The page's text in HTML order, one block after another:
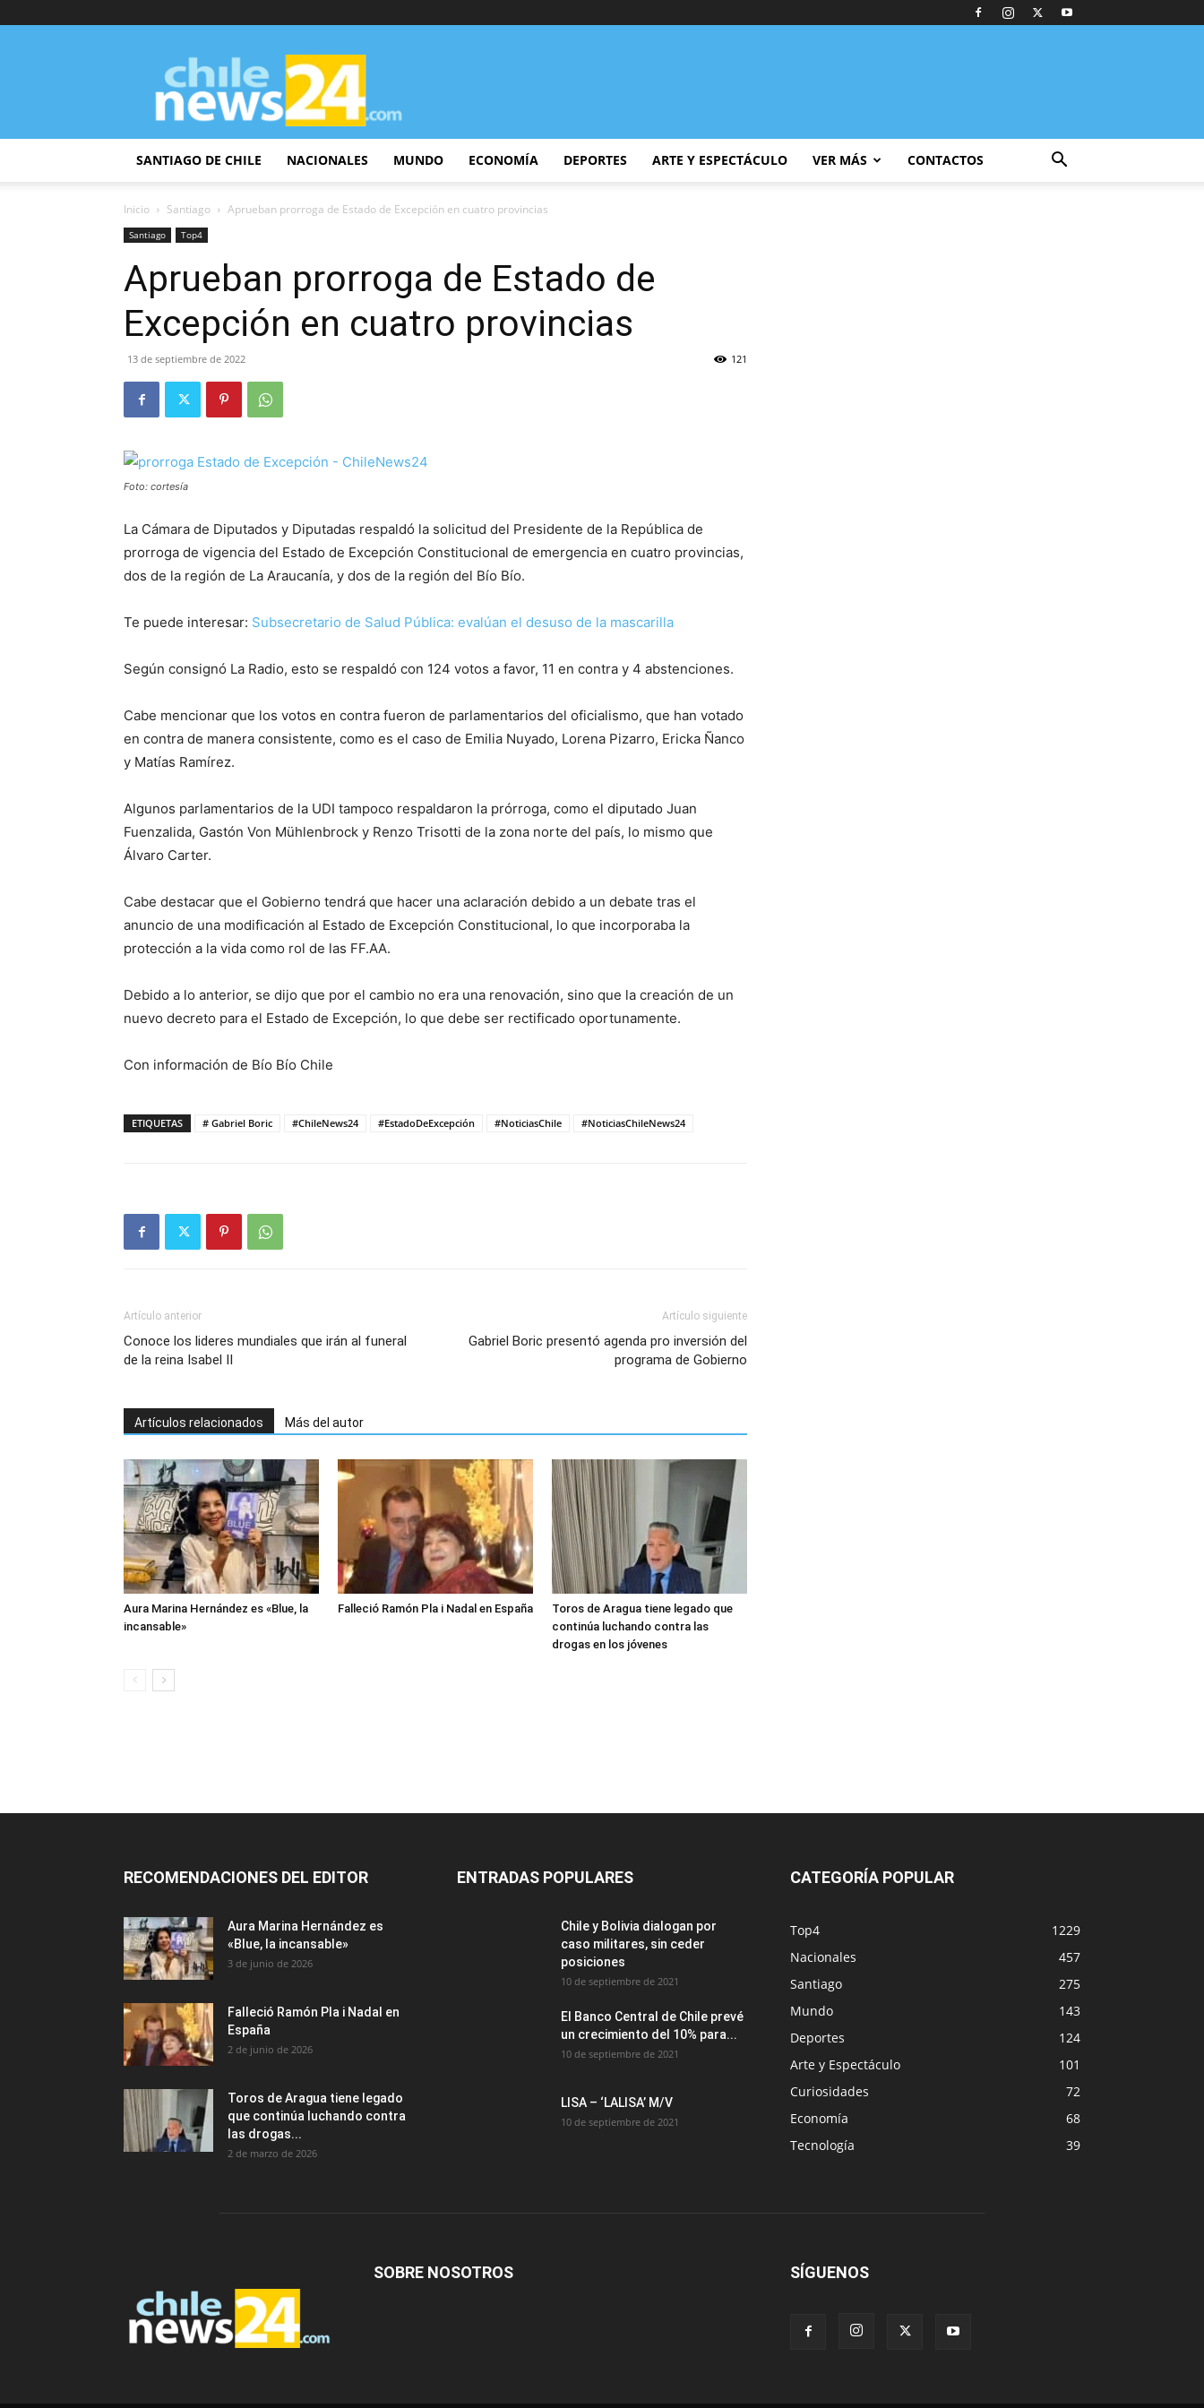
ChileNews24
SANTIAGO DE CHILE NACIONALES MUNDO ECONOMÍA DEPORTES ARTE Y ESPECTÁCULO VER MÁS CONTACTOS
Inicio Santiago Aprueban prorroga de Estado de Excepción en cuatro provincias
Santiago Top4
Aprueban prorroga de Estado de
Excepción en cuatro provincias
13 de septiembre de 2022 121
Foto: cortesía
La Cámara de Diputados y Diputadas respaldó la solicitud del Presidente de la República de
prorroga de vigencia del Estado de Excepción Constitucional de emergencia en cuatro provincias,
dos de la región de La Araucanía, y dos de la región del Bío Bío.
Te puede interesar: Subsecretario de Salud Pública: evalúan el desuso de la mascarilla
Según consignó La Radio, esto se respaldó con 124 votos a favor, 11 en contra y 4 abstenciones.
Cabe mencionar que los votos en contra fueron de parlamentarios del oficialismo, que han votado
en contra de manera consistente, como es el caso de Emilia Nuyado, Lorena Pizarro, Ericka Ñanco
y Matías Ramírez.
Algunos parlamentarios de la UDI tampoco respaldaron la prórroga, como el diputado Juan
Fuenzalida, Gastón Von Mühlenbrock y Renzo Trisotti de la zona norte del país, lo mismo que
Álvaro Carter.
Cabe destacar que el Gobierno tendrá que hacer una aclaración debido a un debate tras el
anuncio de una modificación al Estado de Excepción Constitucional, lo que incorporaba la
protección a la vida como rol de las FF.AA.
Debido a lo anterior, se dijo que por el cambio no era una renovación, sino que la creación de un
nuevo decreto para el Estado de Excepción, lo que debe ser rectificado oportunamente.
Con información de Bío Bío Chile
ETIQUETAS # Gabriel Boric #ChileNews24 #EstadoDeExcepción #NoticiasChile #NoticiasChileNews24
Artículo anterior
Conoce los lideres mundiales que irán al funeral
de la reina Isabel II
Artículo siguiente
Gabriel Boric presentó agenda pro inversión del
programa de Gobierno
Artículos relacionados Más del autor
Aura Marina Hernández es «Blue, la
incansable»
Falleció Ramón Pla i Nadal en España
Toros de Aragua tiene legado que
continúa luchando contra las
drogas en los jóvenes
RECOMENDACIONES DEL EDITOR
Aura Marina Hernández es
«Blue, la incansable»
3 de junio de 2026
Falleció Ramón Pla i Nadal en
España
2 de junio de 2026
Toros de Aragua tiene legado
que continúa luchando contra
las drogas...
2 de marzo de 2026
ENTRADAS POPULARES
Chile y Bolivia dialogan por
caso militares, sin ceder
posiciones
10 de septiembre de 2021
El Banco Central de Chile prevé
un crecimiento del 10% para...
10 de septiembre de 2021
LISA – ‘LALISA’ M/V
10 de septiembre de 2021
CATEGORÍA POPULAR
Top4
1229
Nacionales
457
Santiago
275
Mundo
143
Deportes
124
Arte y Espectáculo
101
Curiosidades
72
Economía
68
Tecnología
39
SOBRE NOSOTROS SÍGUENOS